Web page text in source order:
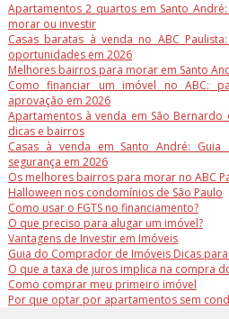
Apartamentos 2 quartos em Santo
morar ou investir
Casas baratas à venda no ABC
oportunidades em 2026
Melhores bairros para morar em Santo
Como financiar um imóvel no ABC:
aprovação em 2026
Apartamentos à venda em São
dicas e bairros
Casas à venda em Santo André:
segurança em 2026
Os melhores bairros para morar no ABC
Halloween nos condomínios de São Paulo
Como usar o FGTS no financiamento?
O que preciso para alugar um imóvel?
Vantagens de Investir em Imóveis
Guia do Comprador de Imóveis Dicas
O que a taxa de juros implica na compra
Como comprar meu primeiro imóvel
Por que optar por apartamentos sem